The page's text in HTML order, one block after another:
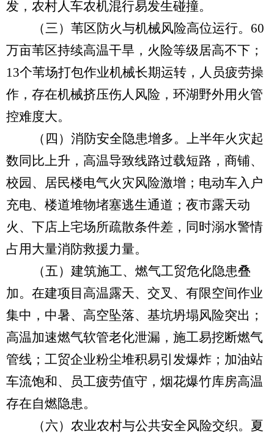
发，农村人车农机混行易发生碰撞。
（三）苇区防火与机械风险高位运行。 60
万亩苇区持续高温干旱，火险等级居高不下；
13个苇场打包作业机械长期运转，人员疲劳操
作，存在机械挤压伤人风险，环湖野外用火管
控难度大。
（四）消防安全隐患增多。
上半年火灾起
数同比上升，高温导致线路过载短路，商铺、
校园、居民楼电气火灾风险激增；电动车入户
充电、楼道堆物堵塞逃生通道；夜市露天动
火、下店上宅场所疏散条件差，同时溺水警情
占用大量消防救援力量。
（五）建筑施工、燃气工贸危化隐患叠
加。 在建项目高温露天、交叉、有限空间作业
集中，中暑、高空坠落、基坑坍塌风险突出；
高温加速燃气软管老化泄漏，施工易挖断燃气
管线；工贸企业粉尘堆积易引发爆炸；加油站
车流饱和、员工疲劳值守，烟花爆竹库房高温
存在自燃隐患。
（六）农业农村与公共安全风险交织。 夏